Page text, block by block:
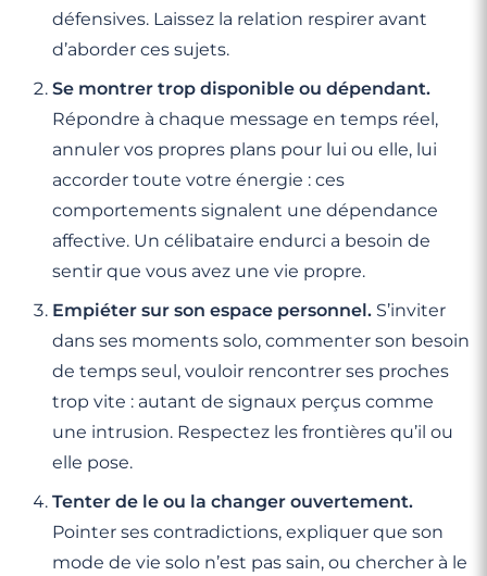
défensives. Laissez la relation respirer avant
d’aborder ces sujets.
Se montrer trop disponible ou dépendant.
Répondre à chaque message en temps réel,
annuler vos propres plans pour lui ou elle, lui
accorder toute votre énergie : ces
comportements signalent une dépendance
affective. Un célibataire endurci a besoin de
sentir que vous avez une vie propre.
Empiéter sur son espace personnel. S’inviter
dans ses moments solo, commenter son besoin
de temps seul, vouloir rencontrer ses proches
trop vite : autant de signaux perçus comme
une intrusion. Respectez les frontières qu’il ou
elle pose.
Tenter de le ou la changer ouvertement.
Pointer ses contradictions, expliquer que son
mode de vie solo n’est pas sain, ou chercher à le